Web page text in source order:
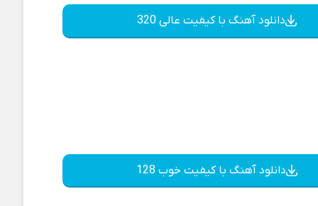
دانلود آهنگ با کیفیت عالی 320
دانلود آهنگ با کیفیت خوب 128